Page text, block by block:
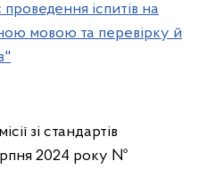
іспитів на
мовою та перевірку й
зі стандартів
2024 року №